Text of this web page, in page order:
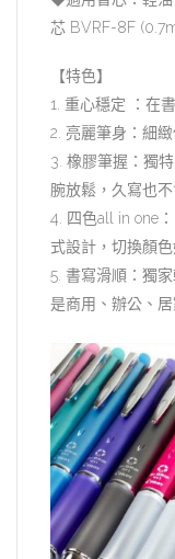
芯 BVRF-8F
【特色】
1. 重心穩定 ：在
2. 亮麗筆身：細
3. 橡膠筆握：獨
腕放鬆，久寫也不
4. 四色all in one
式設計，切換顏色
5. 書寫滑順：獨
是商用、辦公、